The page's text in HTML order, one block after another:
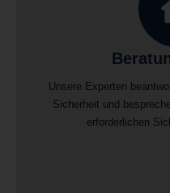
Unsere Experten
Sicherheit und
erforderlichen